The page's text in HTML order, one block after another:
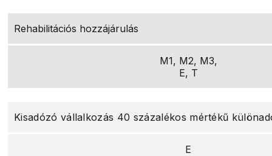
Rehabilitációs hozzájárulás
M1, M2, M3,
E, T
Kisadózó vállalkozás 40 százalékos mértékű
E